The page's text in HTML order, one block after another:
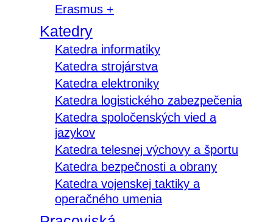
Erasmus +
Katedry
Katedra informatiky
Katedra strojárstva
Katedra elektroniky
Katedra logistického zabezpečenia
Katedra spoločenských vied a
jazykov
Katedra telesnej výchovy a športu
Katedra bezpečnosti a obrany
Katedra vojenskej taktiky a
operačného umenia